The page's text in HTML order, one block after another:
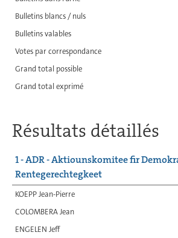
Bulletins blancs / nuls
Bulletins valables
Votes par correspondance
Grand total possible
Grand total exprimé
Résultats détaillés
1 - ADR - Aktiounskomitee fir
Rentegerechtegkeet
KOEPP Jean-Pierre
COLOMBERA Jean
ENGELEN Jeff